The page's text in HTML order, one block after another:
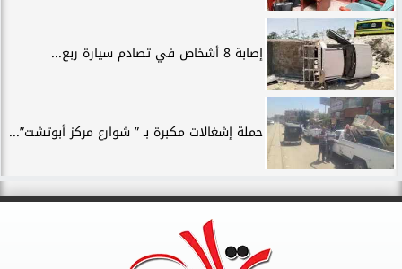
إصابة 8 أشخاص في تصادم سيارة ربع...
حملة إشغالات مكبرة بـ ” شوارع مركز أبوتشت”...